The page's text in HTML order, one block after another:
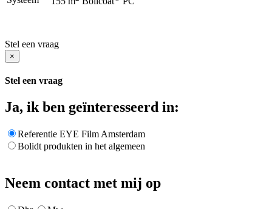
Stel een vraag
×
Stel een vraag
Ja, ik ben geïnteresseerd in:
Referentie EYE Film Amsterdam
Bolidt produkten in het algemeen
Neem contact met mij op